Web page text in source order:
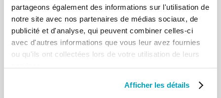
partageons également des informations sur l'utilisation de
notre site avec nos partenaires de médias sociaux, de
publicité et d'analyse, qui peuvent combiner celles-ci
avec d'autres informations que vous leur avez fournies
ou qu'ils ont collectées lors de votre utilisation de leurs
Afficher les détails